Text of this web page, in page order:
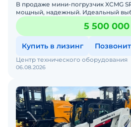
В продаже мини-погрузчик XCMG
мощный, надежный. Идеальный
стройке, в коммунальном
XCMG
5 500
Купить в лизинг
06.08.2026
Центр технического оборудования